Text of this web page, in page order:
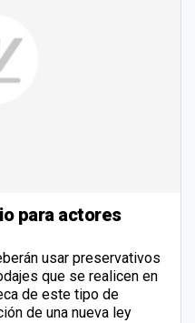
para actores
usar preservativos
que se realicen en
de este tipo de
de una nueva ley